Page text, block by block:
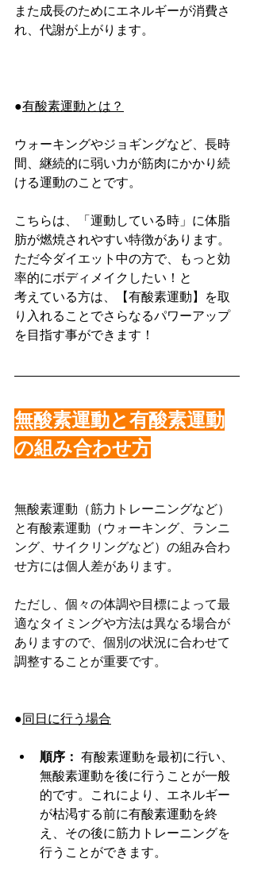
また成長のためにエネルギーが消費さ
れ、代謝が上がります。
●有酸素運動とは？
ウォーキングやジョギングなど、長時
間、継続的に弱い力が筋肉にかかり続
ける運動のことです。
こちらは、「運動している時」に体脂
肪が燃焼されやすい特徴があります。
ただ今ダイエット中の方で、もっと効
率的にボディメイクしたい！と
考えている方は、【有酸素運動】を取
り入れることでさらなるパワーアップ
を目指す事ができます！
無酸素運動と有酸素運動
の組み合わせ方
無酸素運動（筋力トレーニングなど）
と有酸素運動（ウォーキング、ランニ
ング、サイクリングなど）の組み合わ
せ方には個人差があります。
ただし、個々の体調や目標によって最
適なタイミングや方法は異なる場合が
ありますので、個別の状況に合わせて
調整することが重要です。
●同日に行う場合
順序： 有酸素運動を最初に行い、
無酸素運動を後に行うことが一般
的です。これにより、エネルギー
が枯渇する前に有酸素運動を終
え、その後に筋力トレーニングを
行うことができます。